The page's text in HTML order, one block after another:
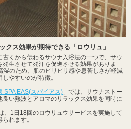
クス効果が期待できる「ロウリュ」
古くから伝わるサウナ入浴法の一つで、サウ
生させて発汗を促進させる効果がありま
のため、肌のピリピリ感や息苦しさが軽減
やすいのが特徴。
SPA EAS(スパイアス) 」では、サウナストー
い熱波とアロマのリラックス効果を同時に
、1日18回のロウリュウサービスを実施して
れます。